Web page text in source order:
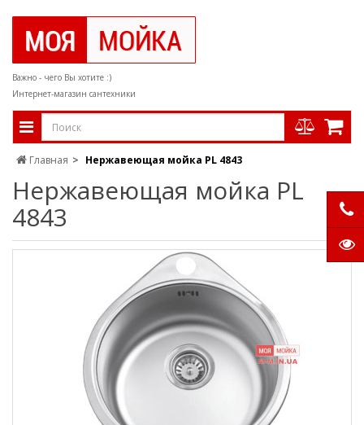
Важно - чего Вы хотите :)
Интернет-магазин сантехники
Главная Нержавеющая мойка PL 4843
Нержавеющая мойка PL
4843